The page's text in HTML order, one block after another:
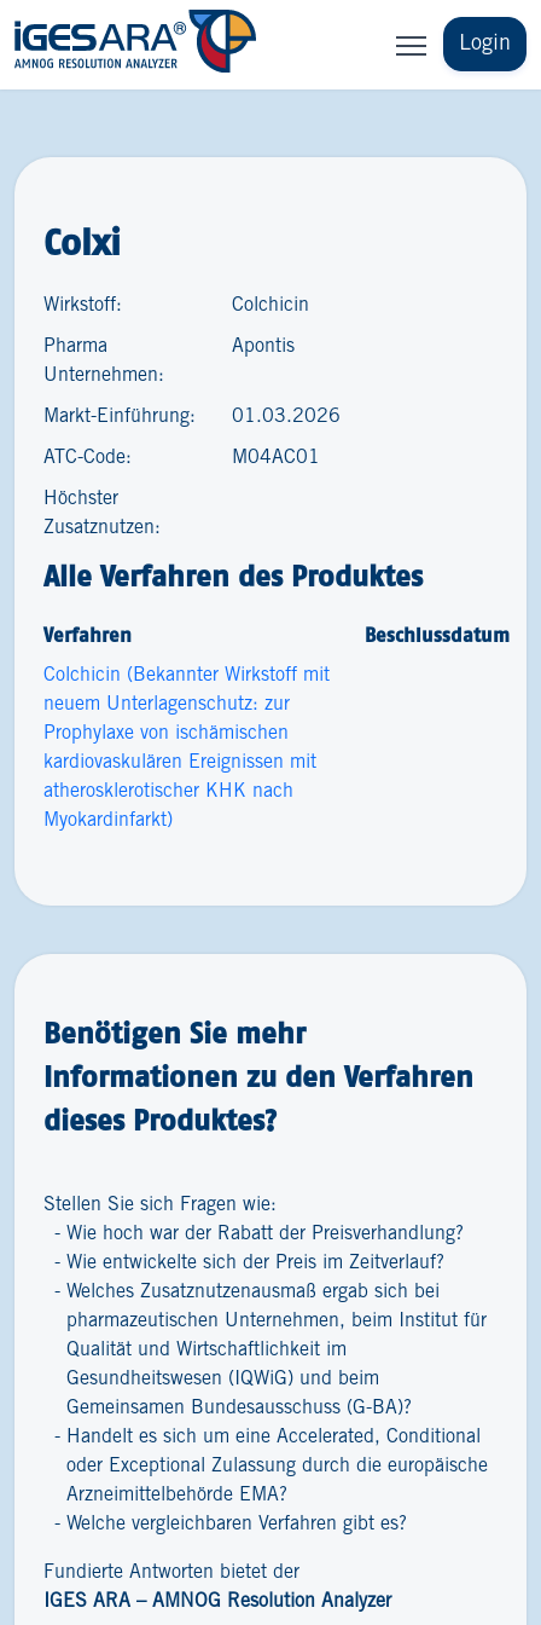
Login
Colxi
Wirkstoff: Colchicin
Pharma
Unternehmen:
Apontis
Markt-Einführung: 01.03.2026
ATC-Code: M04AC01
Höchster
Zusatznutzen:
Alle Verfahren des Produktes
Verfahren Beschlussdatum
Colchicin (Bekannter Wirkstoff mit
neuem Unterlagenschutz: zur
Prophylaxe von ischämischen
kardiovaskulären Ereignissen mit
atherosklerotischer KHK nach
Myokardinfarkt)
Benötigen Sie mehr
Informationen zu den Verfahren
dieses Produktes?
Stellen Sie sich Fragen wie:
Wie hoch war der Rabatt der Preisverhandlung?
Wie entwickelte sich der Preis im Zeitverlauf?
Welches Zusatznutzenausmaß ergab sich bei
pharmazeutischen Unternehmen, beim Institut für
Qualität und Wirtschaftlichkeit im
Gesundheitswesen (IQWiG) und beim
Gemeinsamen Bundesausschuss (G-BA)?
Handelt es sich um eine Accelerated, Conditional
oder Exceptional Zulassung durch die europäische
Arzneimittelbehörde EMA?
Welche vergleichbaren Verfahren gibt es?
Fundierte Antworten bietet der
IGES ARA – AMNOG Resolution Analyzer